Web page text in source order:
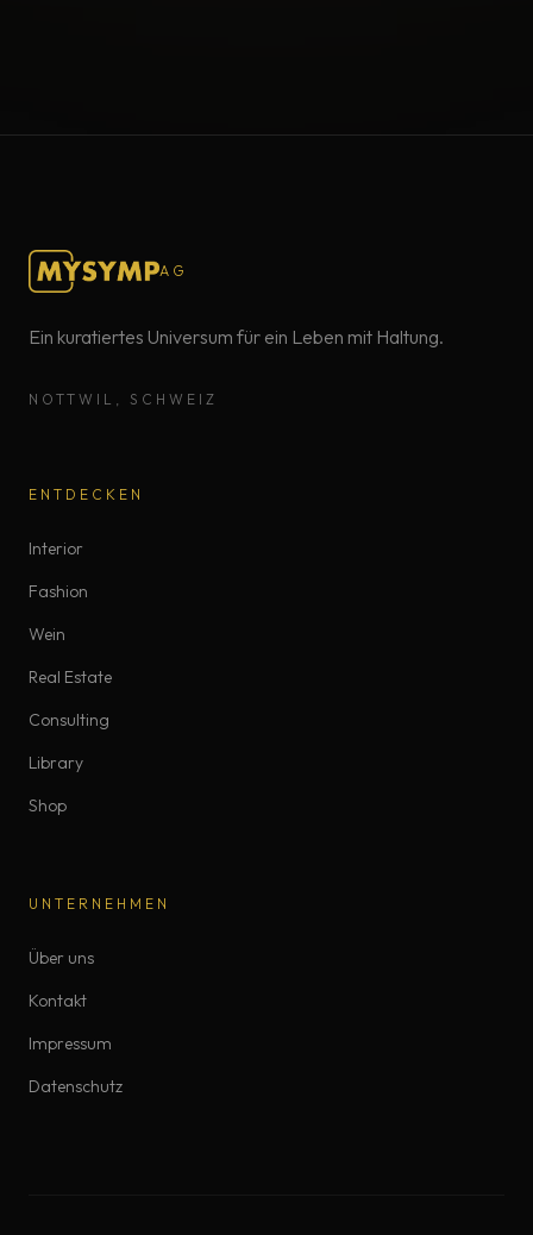
AG
Ein kuratiertes Universum für ein Leben mit Haltung.
NOTTWIL, SCHWEIZ
ENTDECKEN
Interior
Fashion
Wein
Real Estate
Consulting
Library
Shop
UNTERNEHMEN
Über uns
Kontakt
Impressum
Datenschutz